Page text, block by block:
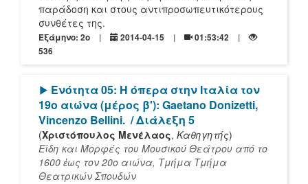
παράδοση και στους αντιπροσωπευτικότερους
συνθέτες της.
Εξάμηνο: 2o 2014-04-15
01:53:42
536
[Play]
Ενότητα 05: Η όπερα στην Ιταλία τον
19ο αιώνα (μέρος β'): Gaetano Donizetti,
Vincenzo Bellini. / Διάλεξη 5
(Χριστόπουλος Μενέλαος, Καθηγητής)
Είδη και Μορφές του Μουσικού Θεάτρου από το
1600 ἐως τον 20ο αιώνα, Τμήμα Τμήμα
Θεατρικών Σπουδών